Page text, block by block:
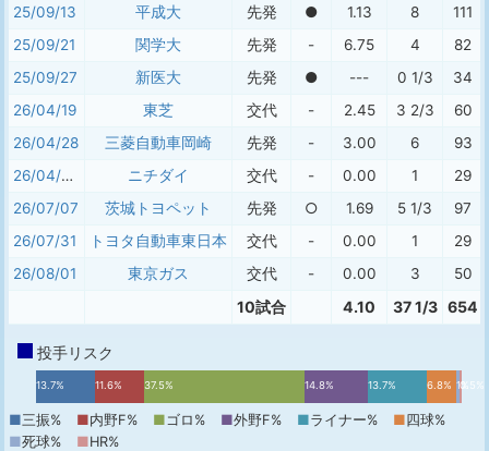
25/09/13
平成大 先発 ● 1.13 8
111
25/09/21
関学大 先発 - 6.75 4
82
25/09/27
新医大 先発 ● --- 0 1/3
34
26/04/19
東芝 交代 - 2.45 3 2/3
60
26/04/28
三菱自動車岡崎 先発 - 3.00 6
93
26/04/30
ニチダイ 交代 - 0.00 1
29
26/07/07
茨城トヨペット 先発 ○ 1.69 5 1/3
97
26/07/31
トヨタ自動車東日本 交代 - 0.00 1
29
26/08/01
東京ガス 交代 - 0.00 3 50
10試合 4.10 37 1/3 654
投手リスク
13.7% 11.6% 37.5% 14.8% 13.7% 6.8% 1%0.5%
■三振% ■内野F% ■ゴロ% ■外野F% ■ライナー% ■ 四球%
■死球% ■HR%